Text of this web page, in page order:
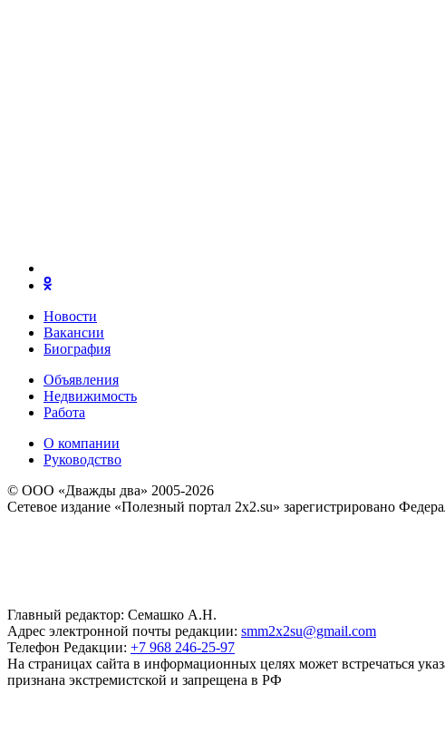
Новости
Вакансии
Биография
Объявления
Недвижимость
Работа
О компании
Руководство
© ООО «Дважды два» 2005-2026
Сетевое издание «Полезный портал 2x2.su» зарегистрировано
Главный редактор: Семашко А.Н.
Адрес электронной почты редакции: smm2x2su@gmail.com
Телефон Редакции: +7 968 246-25-97
На страницах сайта в информационных целях может встречаться
признана экстремистской и запрещена в РФ